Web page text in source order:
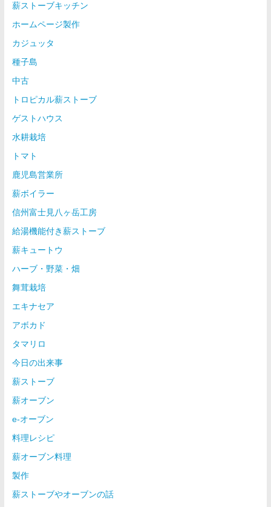
薪ストーブキッチン
ホームページ製作
カジュッタ
種子島
中古
トロピカル薪ストーブ
ゲストハウス
水耕栽培
トマト
鹿児島営業所
薪ボイラー
信州富士見八ヶ岳工房
給湯機能付き薪ストーブ
薪キュートウ
ハーブ・野菜・畑
舞茸栽培
エキナセア
アボカド
タマリロ
今日の出来事
薪ストーブ
薪オーブン
e-オーブン
料理レシピ
薪オーブン料理
製作
薪ストーブやオーブンの話